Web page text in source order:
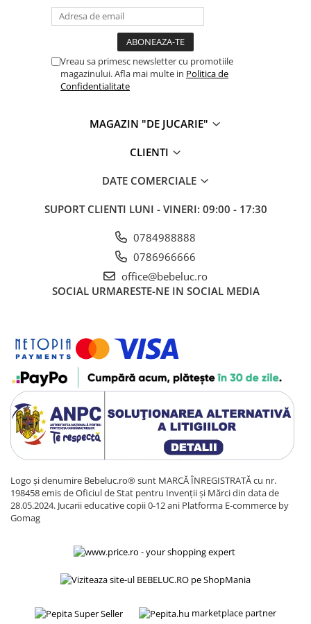
Vreau sa primesc newsletter cu promotiile
magazinului. Afla mai multe in Politica de
Confidentialitate
MAGAZIN "DE JUCARIE"
CLIENTI
DATE COMERCIALE
SUPORT CLIENTI LUNI - VINERI: 09:00 - 17:30
0784988888
0786966666
office@bebeluc.ro
SOCIAL URMARESTE-NE IN SOCIAL MEDIA
Logo și denumire Bebeluc.ro® sunt MARCĂ ÎNREGISTRATĂ cu nr.
198458 emis de Oficiul de Stat pentru Invenții și Mărci din data de
28.05.2024. Jucarii educative copii 0-12 ani Platforma E-commerce by
Gomag
marketplace partner